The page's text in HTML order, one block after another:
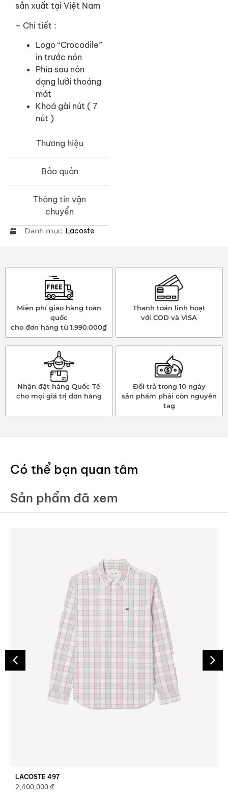
Thương hiệu
Bảo quản
Thông tin vận
chuyển
sản xuất tại Việt Nam
– Chi tiết :
Logo “Crocodile”
in trước nón
Phía sau nón
dạng lưới thoáng
mát
Khoá gài nút ( 7
nút )
Danh mục: Lacoste
Miễn phí giao hàng toàn
quốc
cho đơn hàng từ 1.990.000₫
Thanh toán linh hoạt
với COD và VISA
Nhận đặt hàng Quốc Tế
cho mọi giá trị đơn hàng
Đổi trả trong 10 ngày
sản phẩm phải còn nguyên
tag
Có thể bạn quan tâm
Sản phẩm đã xem
LACOSTE 497
2,400,000 ₫